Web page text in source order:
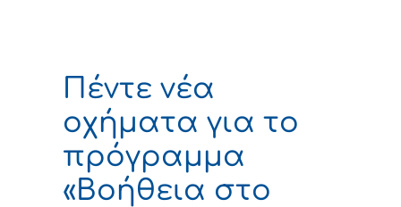
Πέντε νέα
οχήματα για το
πρόγραμμα
«Βοήθεια στο